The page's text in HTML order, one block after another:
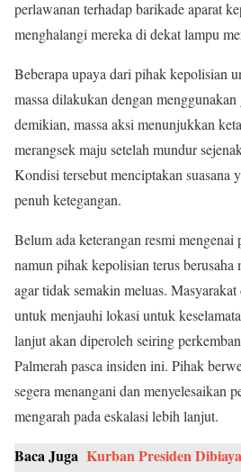
perlawanan terhadap barikade aparat
menghalangi mereka di dekat lampu
Beberapa upaya dari pihak kepolisian
massa dilakukan dengan
demikian, massa aksi menunjukkan
merangsek maju setelah mundur
Kondisi tersebut menciptakan suasana
penuh ketegangan.
Belum ada keterangan resmi mengenai
namun pihak kepolisian terus berusaha
agar tidak semakin meluas.
untuk menjauhi lokasi untuk
lanjut akan diperoleh seiring
Palmerah pasca insiden ini. Pihak
segera menangani dan menyelesaikan
mengarah pada eskalasi lebih lanjut.
Baca Juga Kurban Presiden